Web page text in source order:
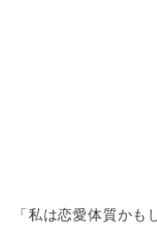
「私は恋愛体質か